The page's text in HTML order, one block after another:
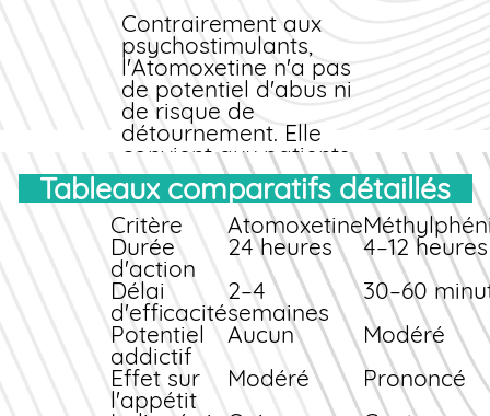
Contrairement aux
psychostimulants,
l'Atomoxetine n'a pas
de potentiel d'abus ni
de risque de
détournement. Elle
convient aux patients
présentant des
antécédents de
troubles addictifs, des
tics sévères ou une
anxiété importante.
Son action prolongée
sur 24 heures évite les
fluctuations
d'efficacité en fin de
journée.
Tableaux comparatifs détaillés
Critère Atomoxetine
Durée
d'action
24 heures
4–12 heures
Délai
d'efficacité
2–4
semaines
30–60
Potentiel
addictif
Aucun
Modéré
Effet sur
l'appétit
Modéré
Prononcé